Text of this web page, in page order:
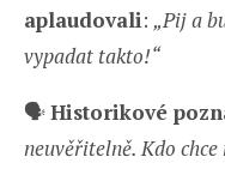
aplaudovali: „Pij a
vypadat takto!“
🗣️Historikové
neuvěřitelně. Kdo